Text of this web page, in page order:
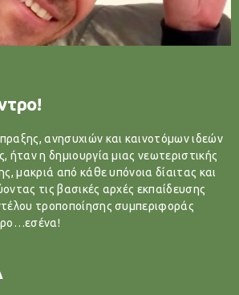
ανησυχιών και καινοτόμων ιδεών
η δημιουργία μιας νεωτεριστικής
μακριά από κάθε υπόνοια δίαιτας και
τις βασικές αρχές εκπαίδευσης
τροποποίησης συμπεριφοράς